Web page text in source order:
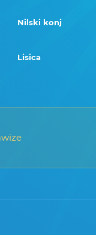
Nilski konj
Lisica